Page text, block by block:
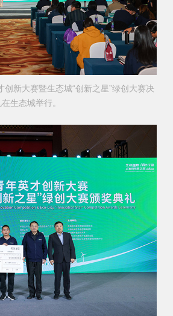
创新大赛暨生态城“创新之星”绿创大赛决
生态城举行。